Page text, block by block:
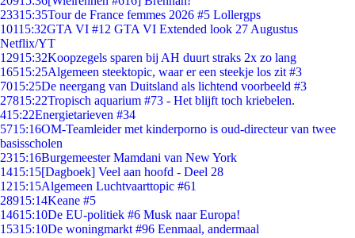
23315:35Tour de France femmes 2026 #5 Lollergps
10115:32GTA VI #12 GTA VI Extended look 27 Augustus
Netflix/YT
12915:32Koopzegels sparen bij AH duurt straks 2x zo lang
16515:25Algemeen steektopic, waar er een steekje los zit #3
7015:25De neergang van Duitsland als lichtend voorbeeld #3
27815:22Tropisch aquarium #73 - Het blijft toch kriebelen.
415:22Energietarieven #34
5715:16OM-Teamleider met kinderporno is oud-directeur van twee
basisscholen
2315:16Burgemeester Mamdani van New York
1415:15[Dagboek] Veel aan hoofd - Deel 28
1215:15Algemeen Luchtvaarttopic #61
28915:14Keane #5
14615:10De EU-politiek #6 Musk naar Europa!
15315:10De woningmarkt #96 Eenmaal, andermaal